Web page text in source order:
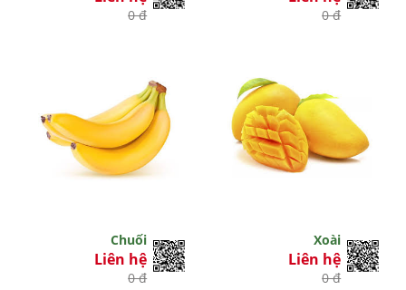
0 đ 0 đ
Chuối
Liên hệ
0 đ
Xoài
Liên hệ
0 đ